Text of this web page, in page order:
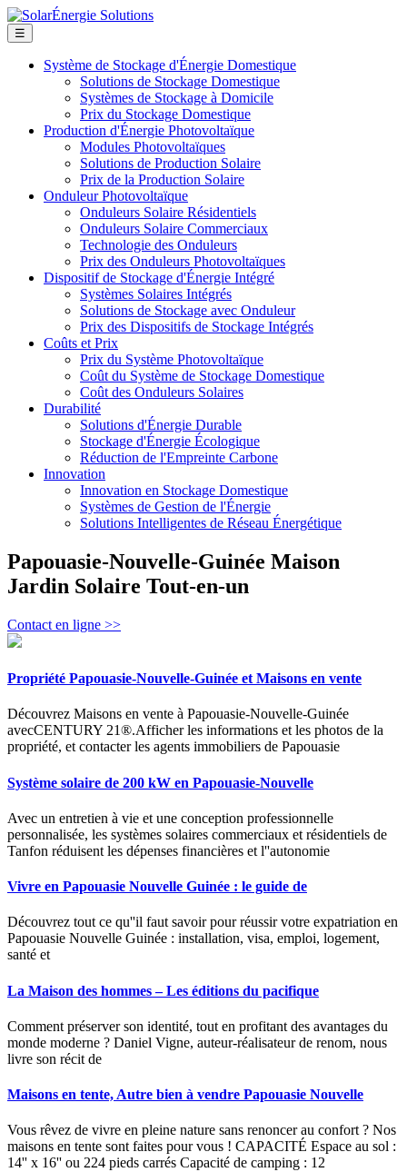
☰
Système de Stockage d'Énergie Domestique
Solutions de Stockage Domestique
Systèmes de Stockage à Domicile
Prix du Stockage Domestique
Production d'Énergie Photovoltaïque
Modules Photovoltaïques
Solutions de Production Solaire
Prix de la Production Solaire
Onduleur Photovoltaïque
Onduleurs Solaire Résidentiels
Onduleurs Solaire Commerciaux
Technologie des Onduleurs
Prix des Onduleurs Photovoltaïques
Dispositif de Stockage d'Énergie Intégré
Systèmes Solaires Intégrés
Solutions de Stockage avec Onduleur
Prix des Dispositifs de Stockage Intégrés
Coûts et Prix
Prix du Système Photovoltaïque
Coût du Système de Stockage Domestique
Coût des Onduleurs Solaires
Durabilité
Solutions d'Énergie Durable
Stockage d'Énergie Écologique
Réduction de l'Empreinte Carbone
Innovation
Innovation en Stockage Domestique
Systèmes de Gestion de l'Énergie
Solutions Intelligentes de Réseau Énergétique
Papouasie-Nouvelle-Guinée Maison
Jardin Solaire Tout-en-un
Contact en ligne >>
Propriété Papouasie-Nouvelle-Guinée et Maisons en vente
Découvrez Maisons en vente à Papouasie-Nouvelle-Guinée
avecCENTURY 21®.Afficher les informations et les photos de la
propriété, et contacter les agents immobiliers de Papouasie
Système solaire de 200 kW en Papouasie-Nouvelle
Avec un entretien à vie et une conception professionnelle
personnalisée, les systèmes solaires commerciaux et résidentiels de
Tanfon réduisent les dépenses financières et l''autonomie
Vivre en Papouasie Nouvelle Guinée : le guide de
Découvrez tout ce qu''il faut savoir pour réussir votre expatriation en
Papouasie Nouvelle Guinée : installation, visa, emploi, logement,
santé et
La Maison des hommes – Les éditions du pacifique
Comment préserver son identité, tout en profitant des avantages du
monde moderne ? Daniel Vigne, auteur-réalisateur de renom, nous
livre son récit de
Maisons en tente, Autre bien à vendre Papouasie Nouvelle
Vous rêvez de vivre en pleine nature sans renoncer au confort ? Nos
maisons en tente sont faites pour vous ! CAPACITÉ Espace au sol :
14'' x 16'' ou 224 pieds carrés Capacité de camping : 12